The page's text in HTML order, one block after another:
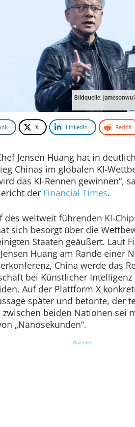
Bildquelle:
X LinkedIn Reddit
Jensen Huang hat in
Chinas im globalen KI-
das KI-Rennen gewinnen“,
der Financial Times.
des weltweit führenden KI-
sich besorgt über die
Staaten geäußert. Laut
Huang am Rande einer
China werde das
bei Künstlicher Intelligenz
Auf der Plattform X
später und betonte, der
zwischen beiden Nationen sei
„Nanosekunden“.
Anzeige